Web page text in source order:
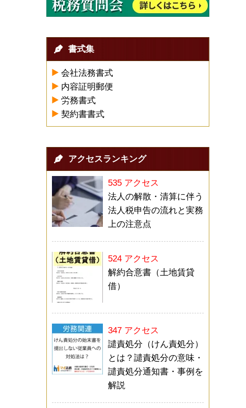
書式集
会社法務書式
内容証明郵便
労務書式
契約書書式
アクセスランキング
535 アクセス
法人の解散・清算に伴う
法人税申告の流れと実務
上の注意点
524 アクセス
解約合意書（土地賃貸
借）
347 アクセス
譴責処分（けん責処分）
とは？譴責処分の意味・
譴責処分通知書・事例を
解説